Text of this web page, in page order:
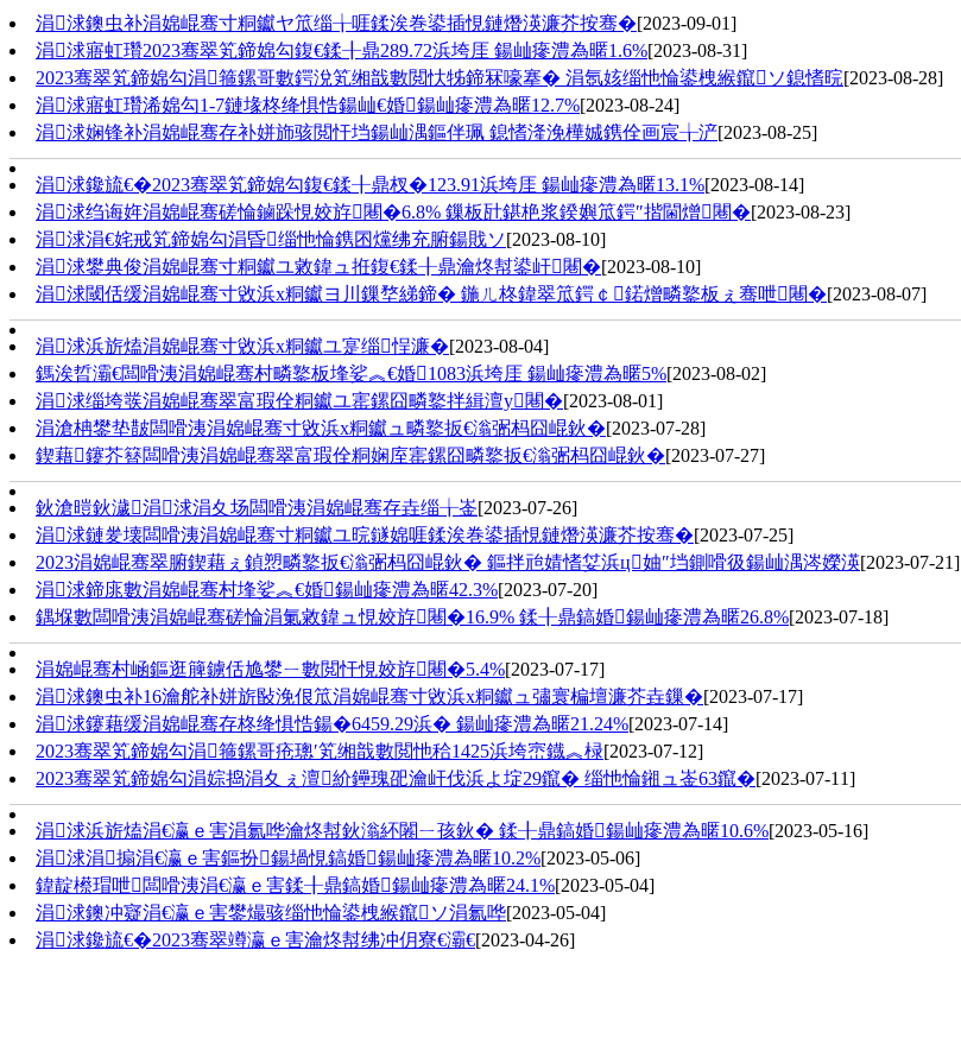
涓浗鐭虫补涓婂崐骞寸粡钀ヤ笟缁╁啀鍒涘巻鍙插悓鏈熸渶濂芥按骞�[2023-09-01]
涓浗寤虹瓚2023骞翠笂鍗婂勾鍑€鍒╂鼎289.72浜垮厓 鍚屾瘮澧為暱1.6%[2023-08-31]
2023骞翠笂鍗婂勾涓箍鏍哥數鍔涗笂缃戠數閲忕牬鍗冧嚎搴� 涓氬姟缁忚惀鍙栧緱鑹ソ鎴愭晥[2023-08-28]
涓浗寤虹瓚浠婂勾1-7鏈堟柊绛惧悎鍚屾€婚鍚屾瘮澧為暱12.7%[2023-08-24]
涓浗娴锋补涓婂崐骞存补姘斾骇閲忓垱鍚屾湡鏂伴珮 鎴愭湰浼樺娍鎸佺画宸╁浐[2023-08-25]
涓浗鑱旈€�2023骞翠笂鍗婂勾鍑€鍒╂鼎杈�123.91浜垮厓 鍚屾瘮澧為暱13.1%[2023-08-14]
涓浗绉诲姩涓婂崐骞磋惀鏀跺悓姣斿闀�6.8% 鏁板瓧鍖栬浆鍨嬩笟鍔″揩閫熷闀�[2023-08-23]
涓浗涓€姹戒笂鍗婂勾涓昏缁忚惀鎸囨爣绋充腑鍚戝ソ[2023-08-10]
涓浗鐢典俊涓婂崐骞寸粡钀ユ敹鍏ュ拰鍑€鍒╂鼎瀹炵幇鍙屽闀�[2023-08-10]
涓浗閾佸缓涓婂崐骞寸敓浜х粡钀ヨ川鏁堥綈鍗� 鍦ㄦ柊鍏翠笟鍔￠鍩熷疄鐜板ぇ骞呭闀�[2023-08-07]
涓浗浜旂熆涓婂崐骞寸敓浜х粡钀ユ寔缁悜濂�[2023-08-04]
鎷涘晢灞€闆嗗洟涓婂崐骞村疄鐜板埄娑︽€婚1083浜垮厓 鍚屾瘮澧為暱5%[2023-08-02]
涓浗缁垮彂涓婂崐骞翠富瑕佺粡钀ユ寚鏍囧疄鐜拌緝澶у闀�[2023-08-01]
涓滄柟鐢垫皵闆嗗洟涓婂崐骞寸敓浜х粡钀ュ疄鐜扳€滃弻杩囧崐鈥�[2023-07-28]
鍥藉鑳芥簮闆嗗洟涓婂崐骞翠富瑕佺粡娴庢寚鏍囧疄鐜扳€滃弻杩囧崐鈥�[2023-07-27]
鈥滄暟鈥濊涓浗涓夊场闆嗗洟涓婂崐骞存垚缁╁崟[2023-07-26]
涓浗鏈夎壊闆嗗洟涓婂崐骞寸粡钀ユ晥鐩婂啀鍒涘巻鍙插悓鏈熸渶濂芥按骞�[2023-07-25]
2023涓婂崐骞翠腑鍥藉ぇ鍞愬疄鐜扳€滃弻杩囧崐鈥� 鏂拌兘婧愭姇浜ц妯″垱鍘嗗彶鍚屾湡涔嬫渶[2023-07-21]
涓浗鍗庣數涓婂崐骞村埄娑︽€婚鍚屾瘮澧為暱42.3%[2023-07-20]
鍝堢數闆嗗洟涓婂崐骞磋惀涓氭敹鍏ュ悓姣斿闀�16.9% 鍒╂鼎鎬婚鍚屾瘮澧為暱26.8%[2023-07-18]
涓婂崐骞村崡鏂逛簲鐪佸尯鐢ㄧ數閲忓悓姣斿闀�5.4%[2023-07-17]
涓浗鐭虫补16瀹舵补姘旂敯浼佷笟涓婂崐骞寸敓浜х粡钀ュ彇寰楄壇濂芥垚鏁�[2023-07-17]
涓浗鑳藉缓涓婂崐骞存柊绛惧悎鍚�6459.29浜� 鍚屾瘮澧為暱21.24%[2023-07-14]
2023骞翠笂鍗婂勾涓箍鏍哥疮璁′笂缃戠數閲忚秴1425浜垮崈鐡︽椂[2023-07-12]
2023骞翠笂鍗婂勾涓婃捣涓夊ぇ澶紒鑸瑰巶瀹屽伐浜よ埞29鑹� 缁忚惀鎺ュ崟63鑹�[2023-07-11]
涓浗浜旂熆涓€瀛ｅ害涓氱哗瀹炵幇鈥滃紑闂ㄧ孩鈥� 鍒╂鼎鎬婚鍚屾瘮澧為暱10.6%[2023-05-16]
涓浗涓搧涓€瀛ｅ害鏂扮鍚堝悓鎬婚鍚屾瘮澧為暱10.2%[2023-05-06]
鍏靛櫒瑁呭闆嗗洟涓€瀛ｅ害鍒╂鼎鎬婚鍚屾瘮澧為暱24.1%[2023-05-04]
涓浗鐭冲寲涓€瀛ｅ害鐢熶骇缁忚惀鍙栧緱鑹ソ涓氱哗[2023-05-04]
涓浗鑱旈€�2023骞翠竴瀛ｅ害瀹炵幇绋冲仴寮€灞€[2023-04-26]